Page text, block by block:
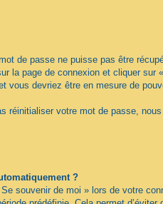
de passe ne puisse pas être
la page de connexion et cliquer sur
vous devriez être en mesure de
réinitialiser votre mot de passe,
?
souvenir de moi » lors de votre